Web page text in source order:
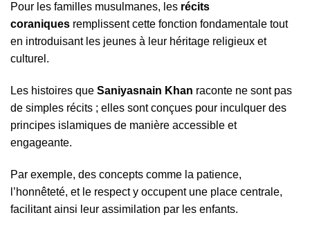
Pour les familles musulmanes, les récits
coraniques remplissent cette fonction fondamentale tout
en introduisant les jeunes à leur héritage religieux et
culturel.
Les histoires que Saniyasnain Khan raconte ne sont pas
de simples récits ; elles sont conçues pour inculquer des
principes islamiques de manière accessible et
engageante.
Par exemple, des concepts comme la patience,
l’honnêteté, et le respect y occupent une place centrale,
facilitant ainsi leur assimilation par les enfants.